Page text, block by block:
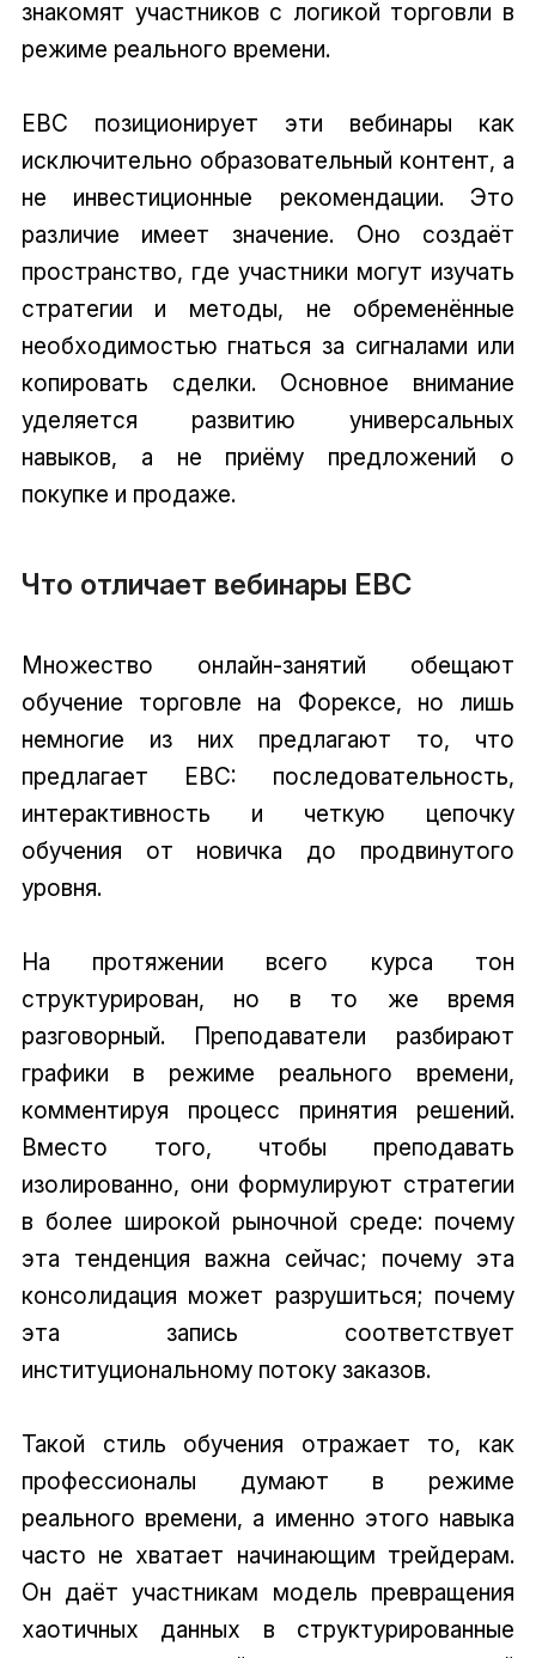
знакомят участников с логикой торговли в
режиме реального времени.
EBC позиционирует эти вебинары как
исключительно образовательный контент, а
не инвестиционные рекомендации. Это
различие имеет значение. Оно создаёт
пространство, где участники могут изучать
стратегии и методы, не обременённые
необходимостью гнаться за сигналами или
копировать сделки. Основное внимание
уделяется развитию универсальных
навыков, а не приёму предложений о
покупке и продаже.
Что отличает вебинары EBC
Множество онлайн-занятий обещают
обучение торговле на Форексе, но лишь
немногие из них предлагают то, что
предлагает EBC: последовательность,
интерактивность и четкую цепочку
обучения от новичка до продвинутого
уровня.
На протяжении всего курса тон
структурирован, но в то же время
разговорный. Преподаватели разбирают
графики в режиме реального времени,
комментируя процесс принятия решений.
Вместо того, чтобы преподавать
изолированно, они формулируют стратегии
в более широкой рыночной среде: почему
эта тенденция важна сейчас; почему эта
консолидация может разрушиться; почему
эта запись соответствует
институциональному потоку заказов.
Такой стиль обучения отражает то, как
профессионалы думают в режиме
реального времени, а именно этого навыка
часто не хватает начинающим трейдерам.
Он даёт участникам модель превращения
хаотичных данных в структурированные